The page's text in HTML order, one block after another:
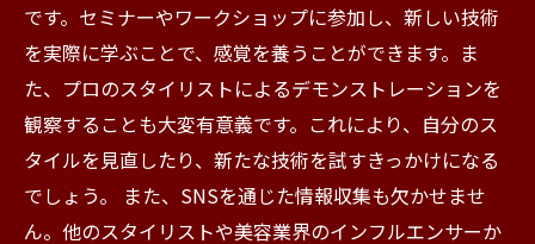
です。セミナーやワークショップに参加し、新しい技術
を実際に学ぶことで、感覚を養うことができます。ま
た、プロのスタイリストによるデモンストレーションを
観察することも大変有意義です。これにより、自分のス
タイルを見直したり、新たな技術を試すきっかけになる
でしょう。 また、SNSを通じた情報収集も欠かせませ
ん。他のスタイリストや美容業界のインフルエンサーか